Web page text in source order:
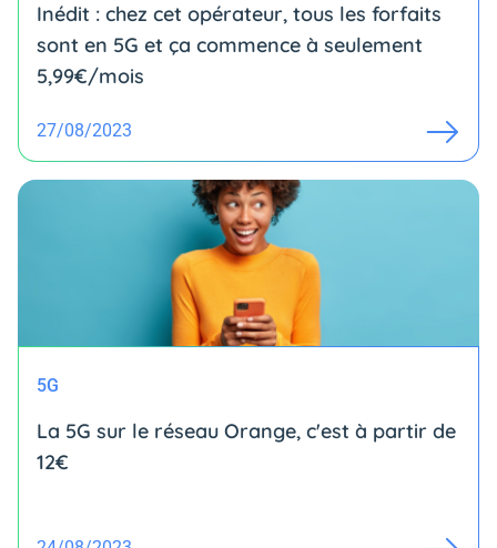
Inédit : chez cet opérateur, tous les forfaits
sont en 5G et ça commence à seulement
5,99€/mois
27/08/2023
5G
La 5G sur le réseau Orange, c'est à partir de
12€